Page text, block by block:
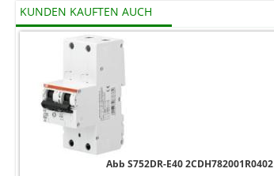
KUNDEN KAUFTEN AUCH
Abb S752DR-E40 2CDH782001R0402